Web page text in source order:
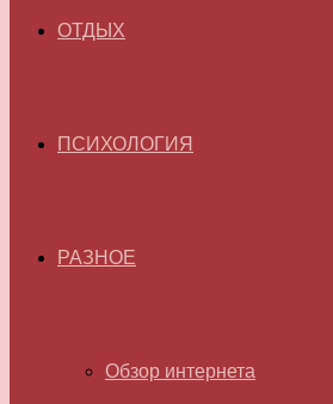
ОТДЫХ
ПСИХОЛОГИЯ
РАЗНОЕ
Обзор интернета